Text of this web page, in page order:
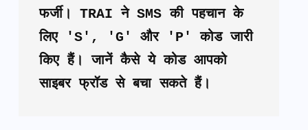
फर्जी। TRAI ने SMS की पहचान के
लिए 'S', 'G' और 'P' कोड जारी
किए हैं। जानें कैसे ये कोड आपको
साइबर फ्रॉड से बचा सकते हैं।